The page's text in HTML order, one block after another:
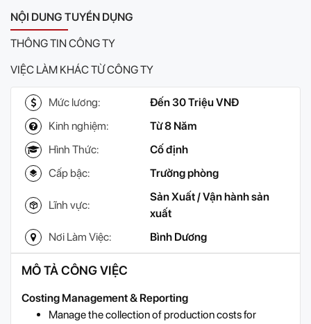
NỘI DUNG TUYỂN DỤNG
THÔNG TIN CÔNG TY
VIỆC LÀM KHÁC TỪ CÔNG TY
Mức lương:
Đến 30 Triệu VNĐ
Kinh nghiệm:
Từ 8 Năm
Hình Thức:
Cố định
Cấp bậc:
Trưởng phòng
Lĩnh vực:
Sản Xuất / Vận hành sản
xuất
Nơi Làm Việc:
Bình Dương
MÔ TẢ CÔNG VIỆC
Costing Management & Reporting
Manage the collection of production costs for